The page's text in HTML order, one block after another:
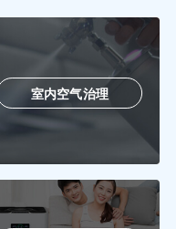
室内空气治理